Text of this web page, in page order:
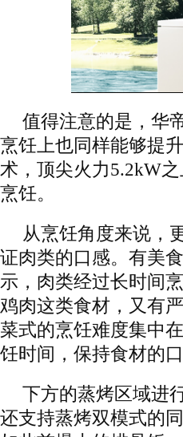
值得注意的是，华
烹饪上也同样能够提
术，顶尖火力5.2kW
烹饪。
从烹饪角度来说，
证肉类的口感。有美
示，肉类经过长时间
鸡肉这类食材，又有
菜式的烹饪难度集中
饪时间，保持食材的口
下方的蒸烤区域进
还支持蒸烤双模式的